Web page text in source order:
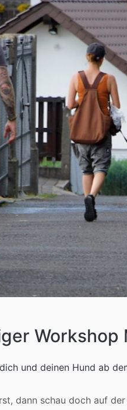
und deinen Hund ab
dann schau doch auf